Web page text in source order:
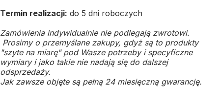
Termin realizacji: do 5 dni roboczych
Zamówienia indywidualnie nie podlegają zwrotowi.
Prosimy o przemyślane zakupy, gdyż są to produkty
"szyte na miarę" pod Wasze potrzeby i specyficzne
wymiary i jako takie nie nadają się do dalszej
odsprzedaży.
Jak zawsze objęte są pełną 24 miesięczną gwarancję.